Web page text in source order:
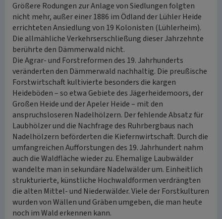
Größere Rodungen zur Anlage von Siedlungen folgten
nicht mehr, außer einer 1886 im Ödland der Lühler Heide
errichteten Ansiedlung von 19 Kolonisten (Lühlerheim).
Die allmähliche Verkehrserschließung dieser Jahrzehnte
berührte den Dämmerwald nicht.
Die Agrar- und Forstreformen des 19. Jahrhunderts
veränderten den Dämmerwald nachhaltig. Die preußische
Forstwirtschaft kultivierte besonders die kargen
Heideböden – so etwa Gebiete des Jägerheidemoors, der
Großen Heide und der Apeler Heide – mit den
anspruchsloseren Nadelhölzern. Der fehlende Absatz für
Laubhölzer und die Nachfrage des Ruhrbergbaus nach
Nadelhölzern beförderten die Kiefernwirtschaft. Durch die
umfangreichen Aufforstungen des 19. Jahrhundert nahm
auch die Waldfläche wieder zu. Ehemalige Laubwälder
wandelte man in sekundäre Nadelwälder um. Einheitlich
strukturierte, künstliche Hochwaldformen verdrängten
die alten Mittel- und Niederwälder. Viele der Forstkulturen
wurden von Wällen und Gräben umgeben, die man heute
noch im Wald erkennen kann.